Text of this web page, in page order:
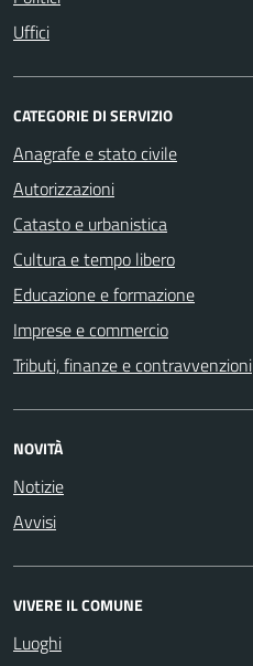
Uffici
CATEGORIE DI SERVIZIO
Anagrafe e stato civile
Autorizzazioni
Catasto e urbanistica
Cultura e tempo libero
Educazione e formazione
Imprese e commercio
Tributi, finanze e contravvenzioni
NOVITÀ
Notizie
Avvisi
VIVERE IL COMUNE
Luoghi